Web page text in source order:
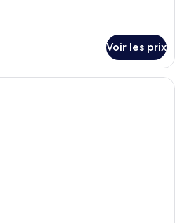
Voir les prix
Literie de qualité supérieure,